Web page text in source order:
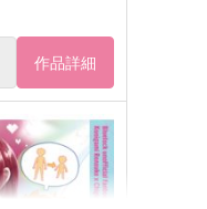
作品詳細